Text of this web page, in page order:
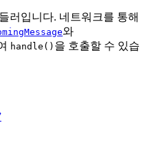
러입니다. 네트워크를 통해
와
handle() 을 호출할 수 있습